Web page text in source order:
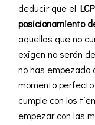
deducir que el
posicionamiento
aquellas que no
exigen no serán
no has
momento
cumple con los
empezar con las